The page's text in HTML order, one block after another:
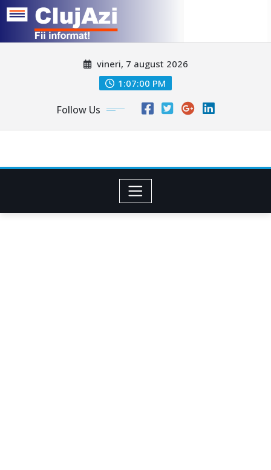
vineri, 7 august 2026
1:07:03 PM
Follow Us